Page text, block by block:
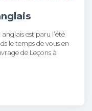
est paru l’été
le temps de vous en
de Leçons à